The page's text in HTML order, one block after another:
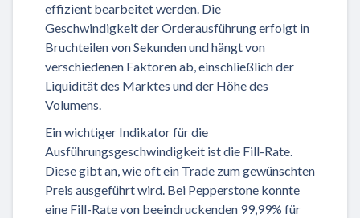
effizient bearbeitet werden. Die
Geschwindigkeit der Orderausführung erfolgt in
Bruchteilen von Sekunden und hängt von
verschiedenen Faktoren ab, einschließlich der
Liquidität des Marktes und der Höhe des
Volumens.
Ein wichtiger Indikator für die
Ausführungsgeschwindigkeit ist die Fill-Rate.
Diese gibt an, wie oft ein Trade zum gewünschten
Preis ausgeführt wird. Bei Pepperstone konnte
eine Fill-Rate von beeindruckenden 99,99% für